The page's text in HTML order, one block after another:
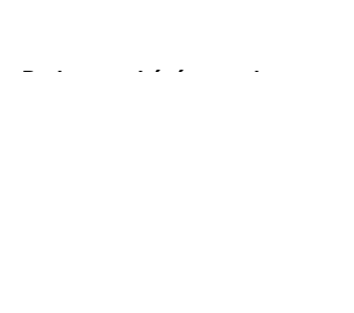
Partager cet événement